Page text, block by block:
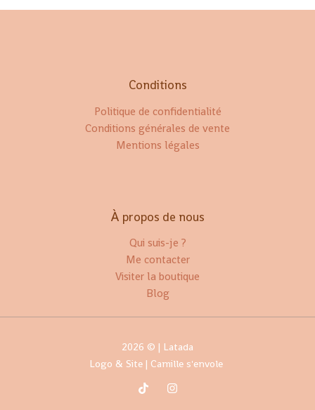
Conditions
Politique de confidentialité
Conditions générales de vente
Mentions légales
À propos de nous
Qui suis-je ?
Me contacter
Visiter la boutique
Blog
2026 © | Latada
Logo & Site | Camille s'envole